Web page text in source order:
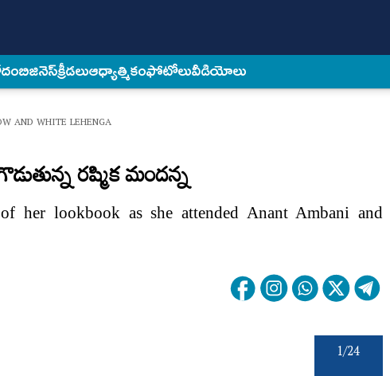
బిజినెస్క్రీడలుఆధ్యాత్మికంఫోటోలువీడియోలు
AND WHITE LEHENGA
రష్మిక మందన్న
her lookbook as she attended Anant Ambani and
1/24